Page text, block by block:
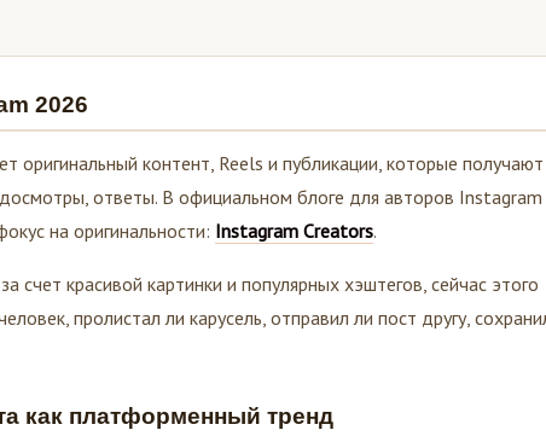
2026
оригинальный контент, Reels и публикации, которые
досмотры, ответы. В официальном блоге для авторов Instagram
на оригинальности: Instagram Creators
красивой картинки и популярных хэштегов, сейчас этого
пролистал ли карусель, отправил ли пост другу,
как платформенный тренд